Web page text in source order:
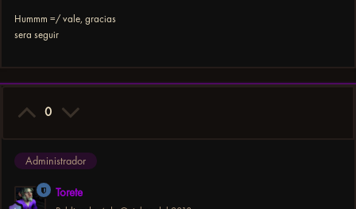
Hummm =/ vale, gracias
sera seguir
0
Administrador
Torete